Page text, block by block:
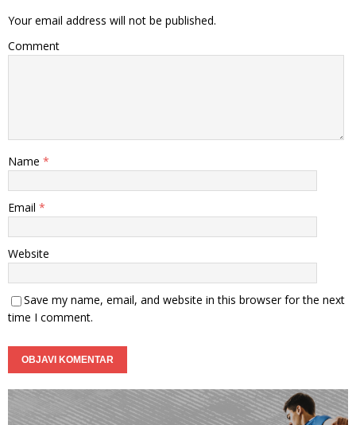
Your email address will not be published.
Comment
Name *
Email *
Website
Save my name, email, and website in this browser for the next
time I comment.